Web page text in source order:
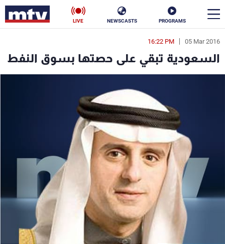
PROGRAMS
NEWSCASTS
LIVE
05 Mar 2016
16:22 PM
السعودية تبقي على حصتها بسوق النفط
en
الأخبار
ناس
فن
منوعات رياضة
كأس العالم
جدول البرامج
شاهد البرامج